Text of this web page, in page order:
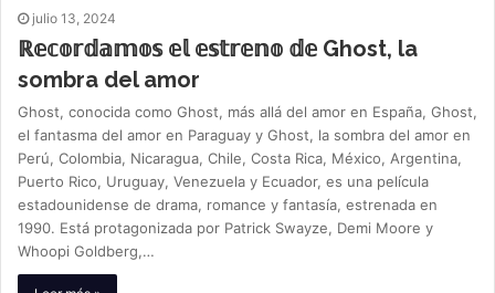
julio 13, 2024
ℝ𝕖𝕔𝕠𝕣𝕕𝕒𝕞𝕠𝕤 𝕖𝕝 𝕖𝕤𝕥𝕣𝕖𝕟𝕠 𝕕𝕖 Ghost, la
sombra del amor
Ghost, conocida como Ghost, más allá del amor en España, Ghost,
el fantasma del amor en Paraguay y Ghost, la sombra del amor en
Perú, Colombia, Nicaragua, Chile, Costa Rica, México, Argentina,
Puerto Rico, Uruguay, Venezuela y Ecuador, es una película
estadounidense de drama, romance y fantasía, estrenada en
1990. Está protagonizada por Patrick Swayze, Demi Moore y
Whoopi Goldberg,…